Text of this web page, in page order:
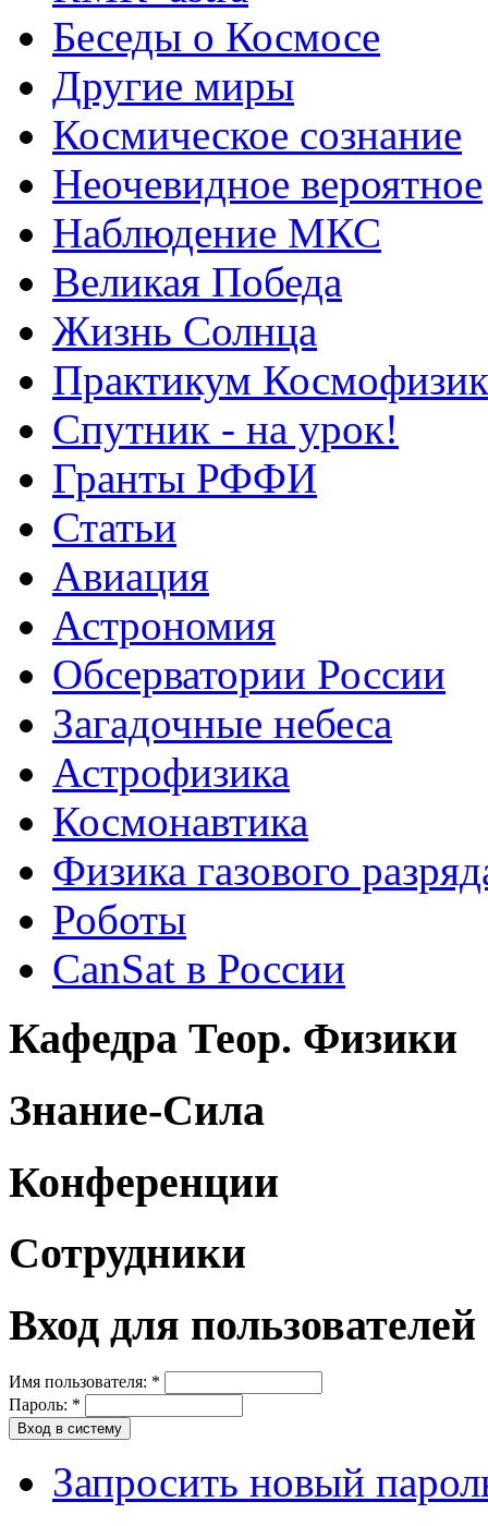
Беседы о Космосе
Другие миры
Космическое сознание
Неочевидное вероятное
Наблюдение МКС
Великая Победа
Жизнь Солнца
Практикум
Спутник - на урок!
Гранты РФФИ
Статьи
Авиация
Астрономия
Обсерватории России
Загадочные небеса
Астрофизика
Космонавтика
Физика газового
Роботы
CanSat в России
Кафедра Теор. Физики
Знание-Сила
Конференции
Сотрудники
Вход для пользователей
Имя пользователя: *
Пароль: *
Запросить новый